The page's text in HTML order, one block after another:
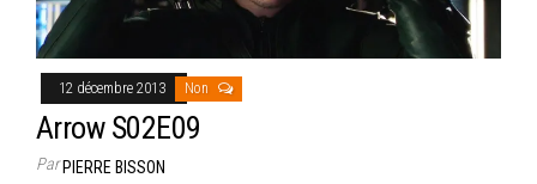
12 décembre 2013 Non
Arrow S02E09
ParPIERRE BISSON